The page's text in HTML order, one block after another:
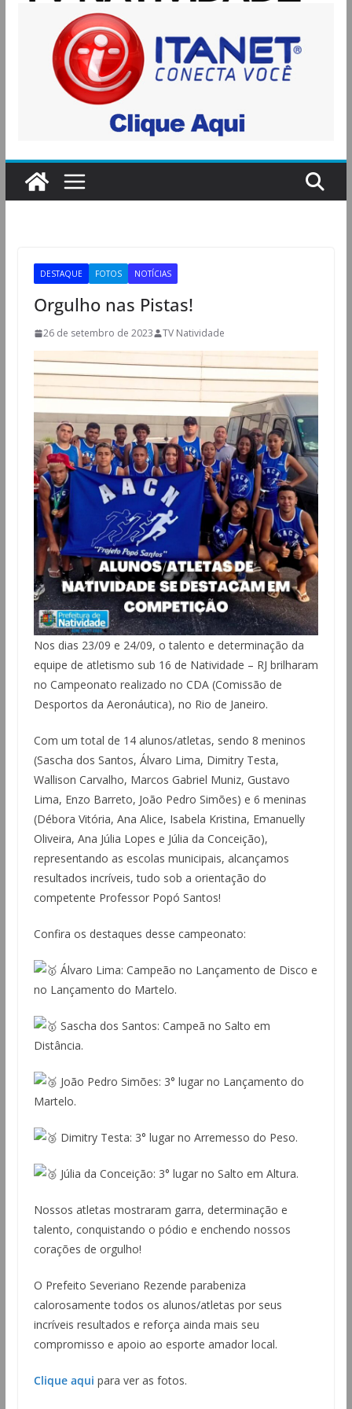
DESTAQUE FOTOS NOTÍCIAS
Orgulho nas Pistas!
26 de setembro de 2023 TV Natividade
Nos dias 23/09 e 24/09, o talento e determinação da
equipe de atletismo sub 16 de Natividade – RJ brilharam
no Campeonato realizado no CDA (Comissão de
Desportos da Aeronáutica), no Rio de Janeiro.
Com um total de 14 alunos/atletas, sendo 8 meninos
(Sascha dos Santos, Álvaro Lima, Dimitry Testa,
Wallison Carvalho, Marcos Gabriel Muniz, Gustavo
Lima, Enzo Barreto, João Pedro Simões) e 6 meninas
(Débora Vitória, Ana Alice, Isabela Kristina, Emanuelly
Oliveira, Ana Júlia Lopes e Júlia da Conceição),
representando as escolas municipais, alcançamos
resultados incríveis, tudo sob a orientação do
competente Professor Popó Santos!
Confira os destaques desse campeonato:
Álvaro Lima: Campeão no Lançamento de Disco e
no Lançamento do Martelo.
Sascha dos Santos: Campeã no Salto em
Distância.
João Pedro Simões: 3° lugar no Lançamento do
Martelo.
Dimitry Testa: 3° lugar no Arremesso do Peso.
Júlia da Conceição: 3° lugar no Salto em Altura.
Nossos atletas mostraram garra, determinação e
talento, conquistando o pódio e enchendo nossos
corações de orgulho!
O Prefeito Severiano Rezende parabeniza
calorosamente todos os alunos/atletas por seus
incríveis resultados e reforça ainda mais seu
compromisso e apoio ao esporte amador local.
Clique aqui para ver as fotos.